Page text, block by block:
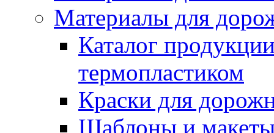
Материалы для
Каталог
термопластиком
Краски для
Шаблоны и макеты